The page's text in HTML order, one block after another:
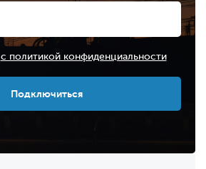
с политикой конфиденциальности
Подключиться